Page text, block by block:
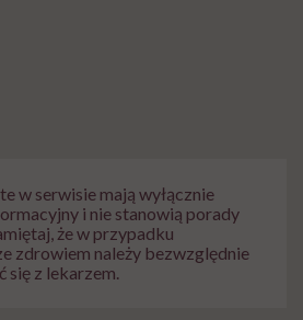
w serwisie mają wyłącznie
i nie stanowią porady
że w przypadku
zdrowiem należy bezwzględnie
się z lekarzem.